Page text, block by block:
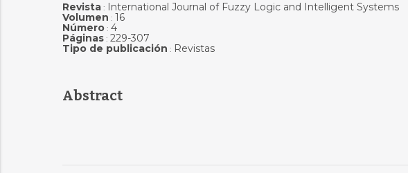
Revista: International Journal of Fuzzy Logic and Intelligent Systems
Volumen : 16
Número: 4
Páginas: 229-307
Tipo de publicación : Revistas
Abstract